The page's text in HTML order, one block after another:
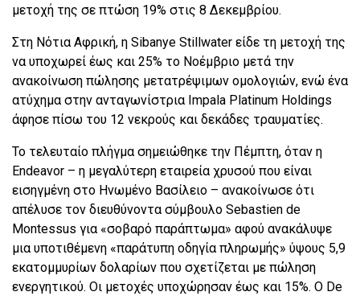
μετοχή της σε πτώση 19% στις 8 Δεκεμβρίου.
Στη Νότια Αφρική, η Sibanye Stillwater είδε τη μετοχή της
να υποχωρεί έως και 25% το Νοέμβριο μετά την
ανακοίνωση πώλησης μετατρέψιμων ομολογιών, ενώ ένα
ατύχημα στην ανταγωνίστρια Impala Platinum Holdings
άφησε πίσω του 12 νεκρούς και δεκάδες τραυματίες.
Το τελευταίο πλήγμα σημειώθηκε την Πέμπτη, όταν η
Endeavor – η μεγαλύτερη εταιρεία χρυσού που είναι
εισηγμένη στο Ηνωμένο Βασίλειο – ανακοίνωσε ότι
απέλυσε τον διευθύνοντα σύμβουλο Sebastien de
Montessus για «σοβαρό παράπτωμα» αφού ανακάλυψε
μια υποτιθέμενη «παράτυπη οδηγία πληρωμής» ύψους 5,9
εκατομμυρίων δολαρίων που σχετίζεται με πώληση
ενεργητικού. Οι μετοχές υποχώρησαν έως και 15%. Ο De